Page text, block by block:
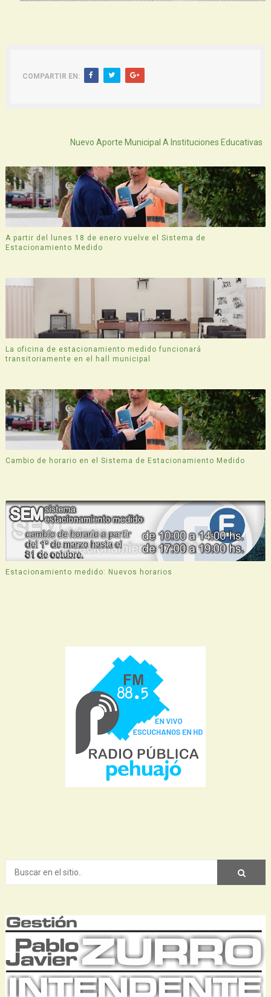
COMPARTIR EN:
Nuevo Aporte Municipal A Instituciones Educativas
A partir del lunes 18 de enero vuelve el Sistema de
Estacionamiento Medido
La oficina de estacionamiento medido funcionará
transitoriamente en el hall municipal
Cambio de horario en el Sistema de Estacionamiento Medido
Estacionamiento medido: Nuevos horarios